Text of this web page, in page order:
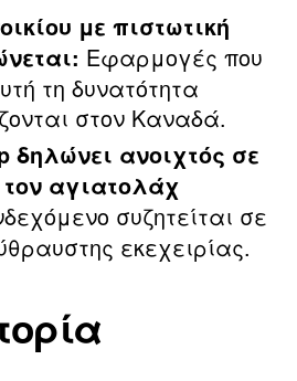
με πιστωτική
Εφαρμογές που
τη δυνατότητα
στον Καναδά.
δηλώνει ανοιχτός σε
αγιατολάχ
συζητείται σε
εκεχειρίας.